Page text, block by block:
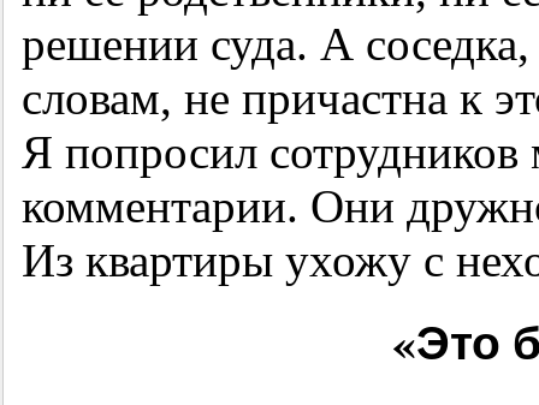
решении суда. А
словам, не причастна к
Я попросил сотрудников
комментарии. Они
Из квартиры ухожу с
«Это